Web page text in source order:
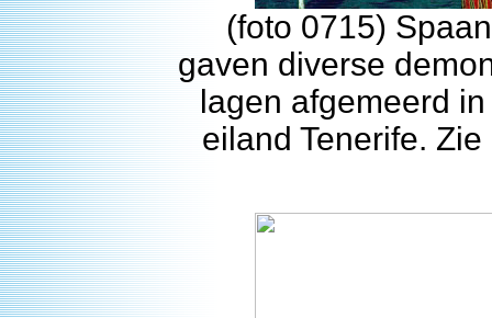
(foto 0715)
gaven diverse
lagen afgemeerd
eiland Tenerife. Zie